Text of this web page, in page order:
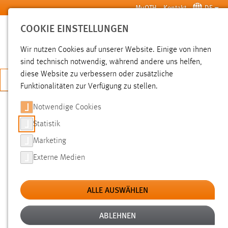
Zum Hauptinhalt springen MyOTH Kontakt DE
SUCHE
JETZT BEWERBEN
SUCHE
FILTER
Typ
Erstellungsdatum
COOKIE EINSTELLUNGEN
Wir nutzen Cookies auf unserer Website. Einige von ihnen
sind technisch notwendig, während andere uns helfen,
diese Website zu verbessern oder zusätzliche
Funktionalitäten zur Verfügung zu stellen.
Notwendige Cookies
Statistik
Marketing
Externe Medien
ALLE AUSWÄHLEN
ABLEHNEN